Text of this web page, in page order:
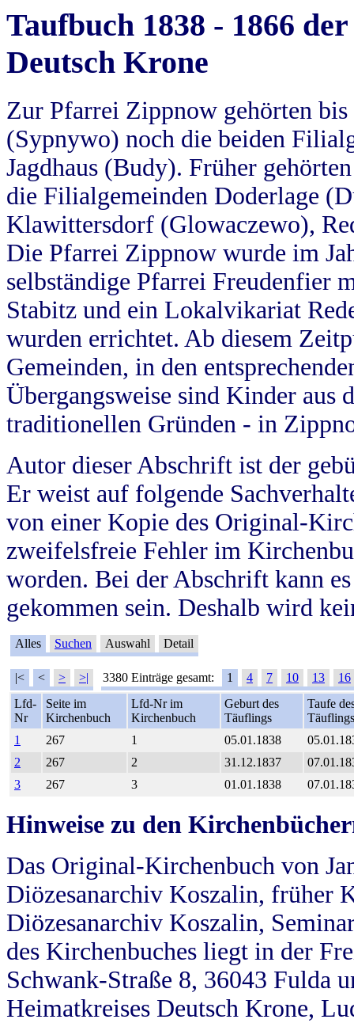
Taufbuch 1838 - 1866
Deutsch Krone
Zur Pfarrei Zippnow gehörten
(Sypnywo) noch die beiden
Jagdhaus (Budy). Früher
die Filialgemeinden Doderlage
Klawittersdorf (Glowaczewo),
Die Pfarrei Zippnow wurde im
selbständige Pfarrei Freudenfier
Stabitz und ein Lokalvikariat
wurden errichtet. Ab diesem
Gemeinden, in den
Übergangsweise sind Kinder aus
traditionellen Gründen - in
Autor dieser Abschrift ist der
Er weist auf folgende
von einer Kopie des Original-
zweifelsfreie Fehler im
worden. Bei der Abschrift kann
gekommen sein. Deshalb wird
Alles Suchen Auswahl Detail
|< < > >| 3380 Einträge gesamt: 1 4 7 10 13
16
Lfd-
Nr
Seite im
Kirchenbuch
Lfd-Nr im
Kirchenbuch
Geburt des
Täuflings
Taufe
Täuflings
1
267 1 05.01.1838
2
267 2 31.12.1837
3
267 3 01.01.1838
Hinweise zu den
Das Original-Kirchenbuch von
Diözesanarchiv Koszalin, früher
Diözesanarchiv Koszalin,
des Kirchenbuches liegt in der
Schwank-Straße 8, 36043 Fulda
Heimatkreises Deutsch Krone,